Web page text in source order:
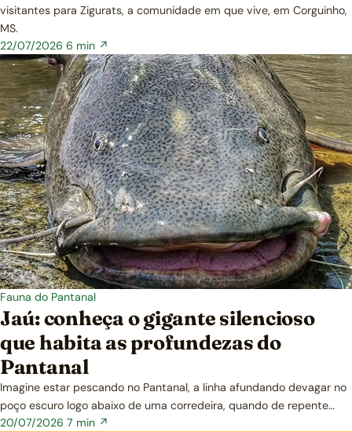
visitantes para Zigurats, a comunidade em que vive, em Corguinho,
MS.
22/07/2026 6 min ↗
Fauna do Pantanal
Jaú: conheça o gigante silencioso
que habita as profundezas do
Pantanal
Imagine estar pescando no Pantanal, a linha afundando devagar no
poço escuro logo abaixo de uma corredeira, quando de repente…
20/07/2026 7 min ↗